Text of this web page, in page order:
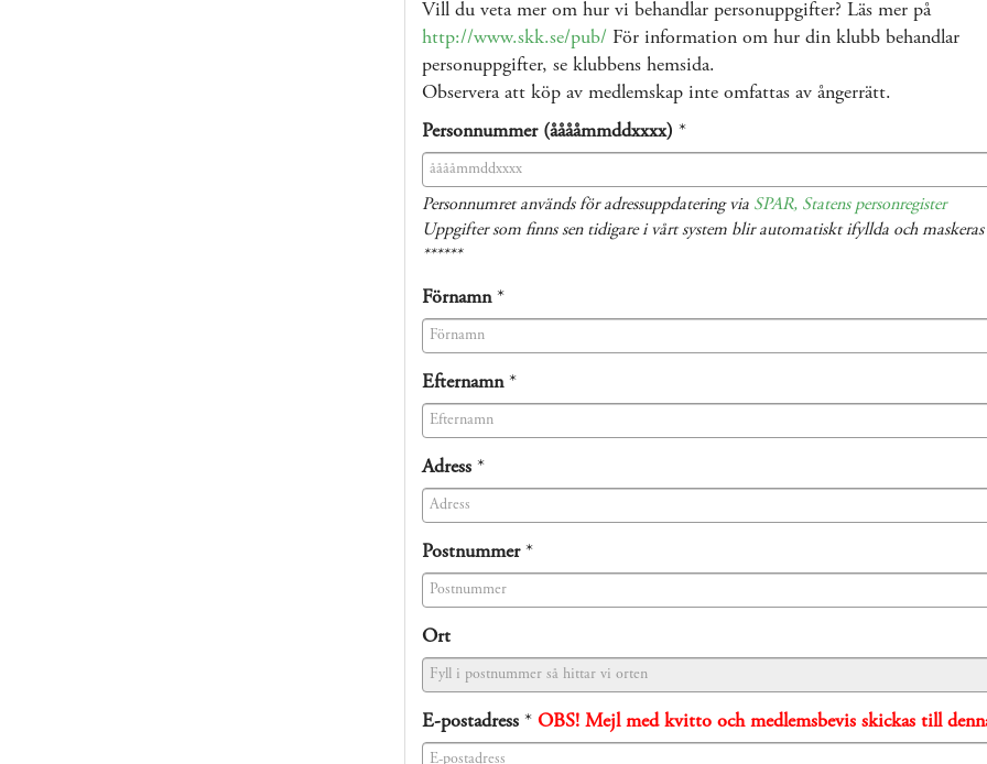
Vill du veta mer om hur vi behandlar personuppgifter? Läs mer på
http://www.skk.se/pub/ För information om hur din klubb behandlar
personuppgifter, se klubbens hemsida.
Observera att köp av medlemskap inte omfattas av ångerrätt.
Personnummer (ååååmmddxxxx) *
(success)
Personnumret används för adressuppdatering via SPAR, Statens personregister
Uppgifter som finns sen tidigare i vårt system blir automatiskt ifyllda och maskeras
******
Förnamn*
Efternamn*
Adress*
Postnummer*
Ort
E-postadress* OBS! Mejl med kvitto och medlemsbevis skickas till